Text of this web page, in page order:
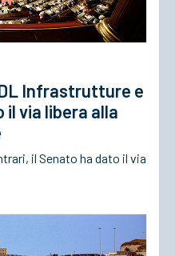
DL Infrastrutture e
via libera alla
il Senato ha dato il via